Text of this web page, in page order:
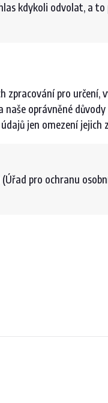
kdykoli odvolat, a
pro určení,
oprávněné
jen omezení jejich
pro ochranu